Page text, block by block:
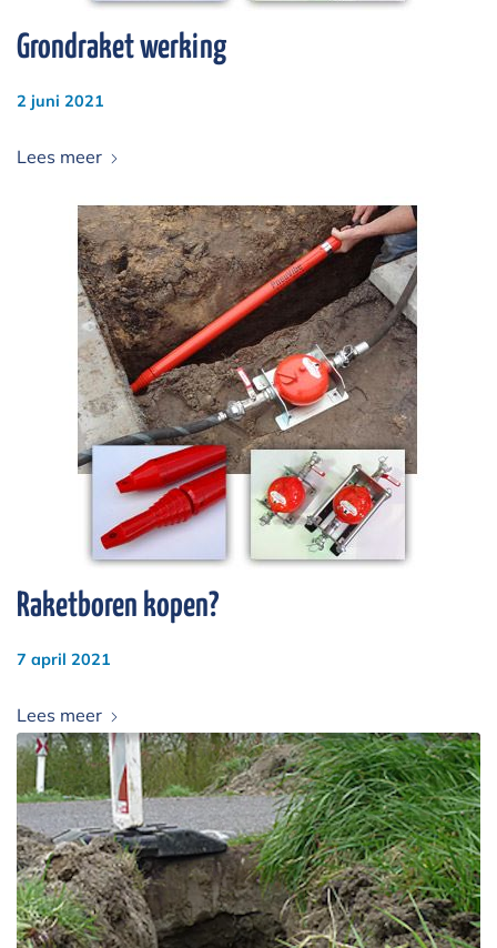
Grondraket werking
2 juni 2021
Lees meer
Raketboren kopen?
7 april 2021
Lees meer